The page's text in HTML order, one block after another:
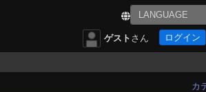
ゲスト さん ログイン
カ